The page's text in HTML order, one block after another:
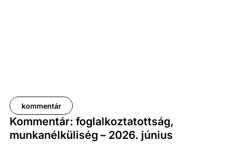
kommentár
Kommentár: foglalkoztatottság,
munkanélküliség – 2026. június